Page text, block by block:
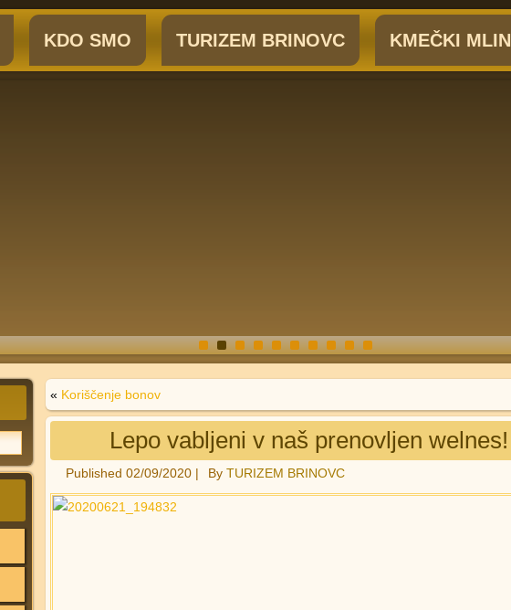
KDO SMO TURIZEM BRINOVC KMEČKI MLIN
« Koriščenje bonov
Lepo vabljeni v naš prenovljen welnes!
Published 02/09/2020 | By TURIZEM BRINOVC